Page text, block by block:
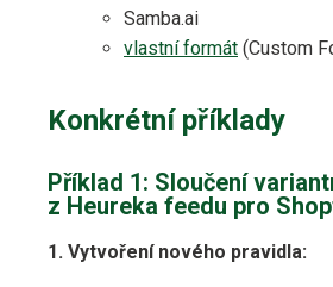
Samba.ai
vlastní formát (Custom
Konkrétní příklady
Příklad 1: Sloučení
z Heureka feedu pro
1. Vytvoření nového pravidla: